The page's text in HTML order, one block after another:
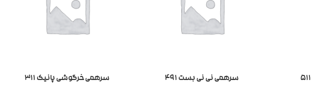
سرهمی نی نی بست ۴۹۱ سرهمی خرگوشی پانیک ۳۱۱